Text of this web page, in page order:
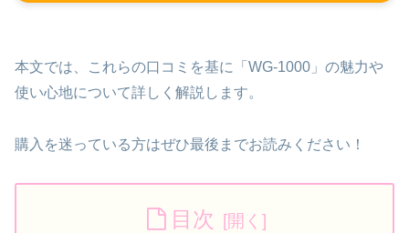
本文では、これらの口コミを基に「WG-1000」の魅力や
使い心地について詳しく解説します。
購入を迷っている方はぜひ最後までお読みください！
目次